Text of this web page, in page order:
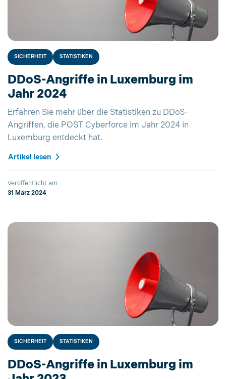
SICHERHEIT STATISTIKEN
DDoS-Angriffe in Luxemburg im
Jahr 2024
Erfahren Sie mehr über die Statistiken zu DDoS-
Angriffen, die POST Cyberforce im Jahr 2024 in
Luxemburg entdeckt hat.
Artikel lesen
Veröffentlicht am
31 März 2024
SICHERHEIT STATISTIKEN
DDoS-Angriffe in Luxemburg im